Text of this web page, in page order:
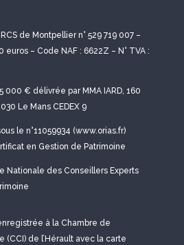
de Montpellier n° 529 719 007 –
euros – Code NAF : 6622Z – N° TVA :
000 € délivrée par MMA IARD, 160
Le Mans CEDEX 9
le n°11059934 (www.orias.fr)
en Gestion de Patrimoine
Nationale des Conseillers Experts
à la Chambre de
(CCI) de l’Hérault avec la carte